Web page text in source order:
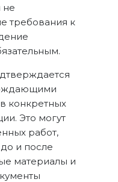
не
требования к
конкретных
Это могут
работ,
и после
материалы и